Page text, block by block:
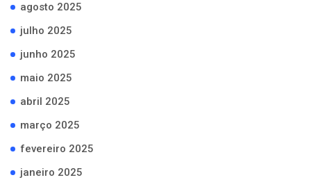
agosto 2025
julho 2025
junho 2025
maio 2025
abril 2025
março 2025
fevereiro 2025
janeiro 2025